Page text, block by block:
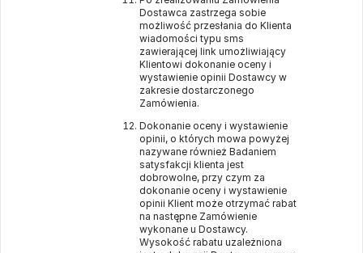
Dostawca zastrzega sobie
możliwość przesłania do Klienta
wiadomości typu sms
zawierającej link umożliwiający
Klientowi dokonanie oceny i
wystawienie opinii Dostawcy w
zakresie dostarczonego
Zamówienia.
Dokonanie oceny i wystawienie
opinii, o których mowa powyżej
nazywane również Badaniem
satysfakcji klienta jest
dobrowolne, przy czym za
dokonanie oceny i wystawienie
opinii Klient może otrzymać rabat
na następne Zamówienie
wykonane u Dostawcy.
Wysokość rabatu uzależniona